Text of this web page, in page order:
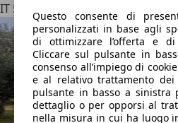
IT 51100Questo consente di
personalizzati in base agli
di ottimizzare l’offerta e
Cliccare sul pulsante in
consenso all’impiego di
e al relativo trattamento
pulsante in basso a sinistra
dettaglio o per opporsi al
nella misura in cui ha luogo